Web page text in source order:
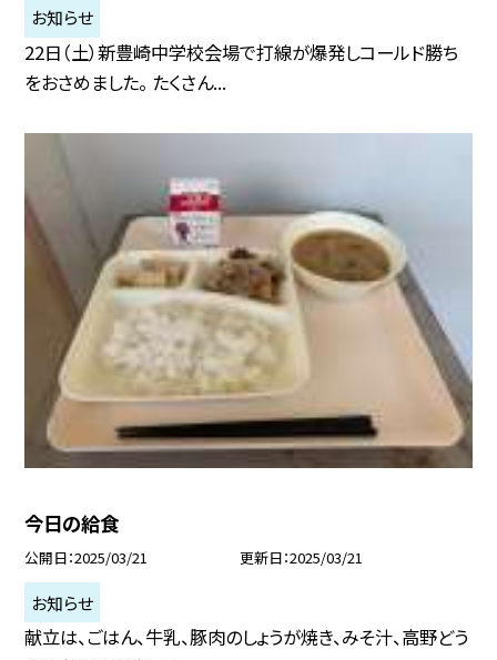
お知らせ
22日（土）新豊崎中学校会場で打線が爆発しコールド勝ち
をおさめました。 たくさん...
今日の給食
公開日 2025/03/21 更新日 2025/03/21
お知らせ
献立は、ごはん、牛乳、豚肉のしょうが焼き、みそ汁、高野どう